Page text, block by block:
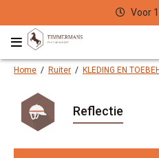
Voor 15u bestellen =
Home / Ruiter / KLEDING EN
Reflectie